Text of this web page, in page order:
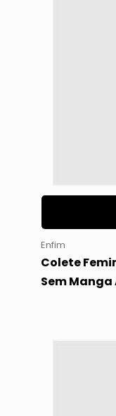
Enfim
Colete
Sem Manga